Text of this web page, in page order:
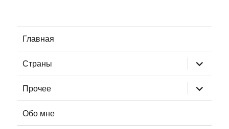
Главная
Страны дочернее
меню
Прочее
дочернее
меню
Обо мне